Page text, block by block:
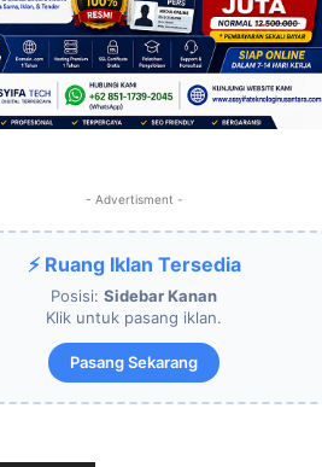
- Advertisment -
⚡ Ruang Iklan Tersedia
Posisi: Sidebar Kanan
Klik untuk pasang iklan.
Pasang Sekarang